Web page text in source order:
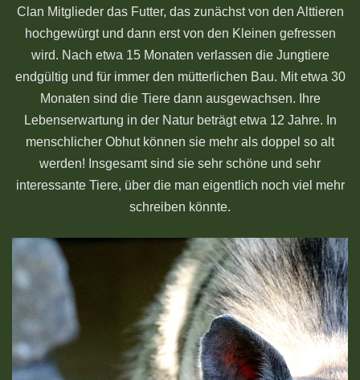
Clan Mitglieder das Futter, das zunächst von den Alttieren
hochgewürgt und dann erst von den Kleinen gefressen
wird. Nach etwa 15 Monaten verlassen die Jungtiere
endgültig und für immer den mütterlichen Bau. Mit etwa 30
Monaten sind die Tiere dann ausgewachsen. Ihre
Lebenserwartung in der Natur beträgt etwa 12 Jahre. In
menschlicher Obhut können sie mehr als doppel so alt
werden! Insgesamt sind sie sehr schöne und sehr
interessante Tiere, über die man eigentlich noch viel mehr
schreiben könnte.